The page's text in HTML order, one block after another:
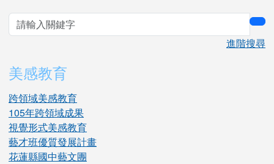
進階搜尋
美感教育
跨領域美感教育
105年跨領域成果
視覺形式美感教育
藝才班優質發展計畫
花蓮縣國中藝文團